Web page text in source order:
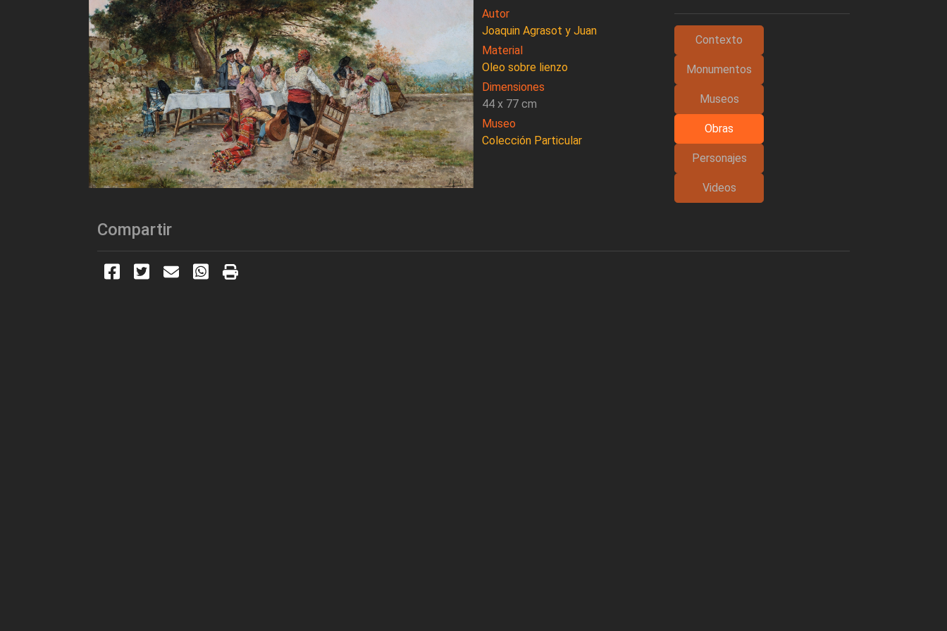
Autor
Joaquin Agrasot y Juan
Material
Oleo sobre lienzo
Dimensiones
44 x 77 cm
Museo
Colección Particular
Contexto
Monumentos
Museos
Obras
Personajes
Videos
Compartir